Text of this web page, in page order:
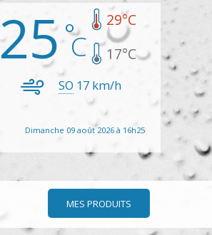
25 29°C
17°C
SO 17 km/h
Dimanche 09 août 2026 à 16h25
MES PRODUITS